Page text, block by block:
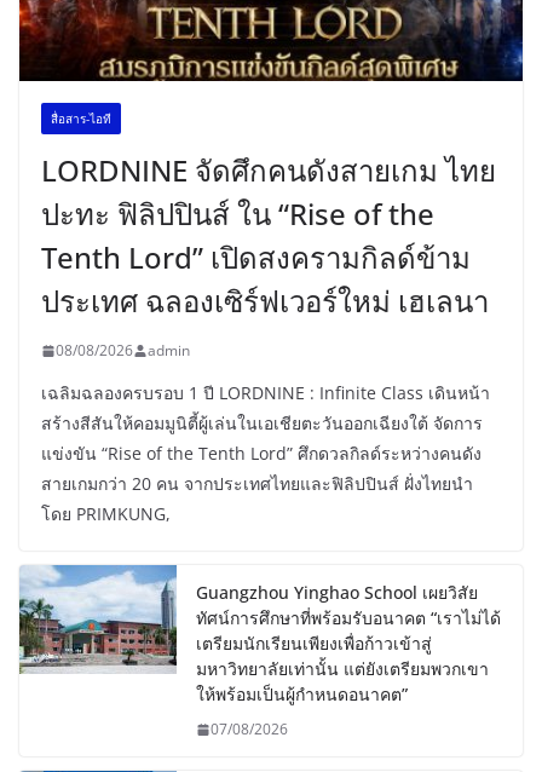
สื่อสาร-ไอที
LORDNINE จัดศึกคนดังสายเกม ไทย
ปะทะ ฟิลิปปินส์ ใน “Rise of the
Tenth Lord” เปิดสงครามกิลด์ข้าม
ประเทศ ฉลองเซิร์ฟเวอร์ใหม่ เฮเลนา
08/08/2026 admin
เฉลิมฉลองครบรอบ 1 ปี LORDNINE : Infinite Class เดินหน้า
สร้างสีสันให้คอมมูนิตี้ผู้เล่นในเอเชียตะวันออกเฉียงใต้ จัดการ
แข่งขัน “Rise of the Tenth Lord” ศึกดวลกิลด์ระหว่างคนดัง
สายเกมกว่า 20 คน จากประเทศไทยและฟิลิปปินส์ ฝั่งไทยนำ
โดย PRIMKUNG,
Guangzhou Yinghao School เผยวิสัย
ทัศน์การศึกษาที่พร้อมรับอนาคต “เราไม่ได้
เตรียมนักเรียนเพียงเพื่อก้าวเข้าสู่
มหาวิทยาลัยเท่านั้น แต่ยังเตรียมพวกเขา
ให้พร้อมเป็นผู้กำหนดอนาคต”
07/08/2026